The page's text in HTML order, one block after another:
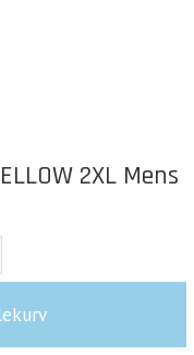
2XL Mens